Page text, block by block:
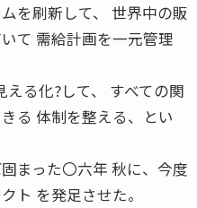
を刷新して、 世界中の販
て 需給計画を一元管理
る化?して、 すべての関
る 体制を整える、とい
まった〇六年 秋に、今度
ト を発足させた。